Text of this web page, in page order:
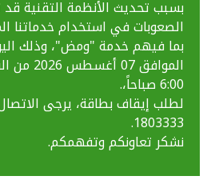
بسبب تحديث الأنظمة التقنية
الصعوبات في استخدام خدماتنا
بما فيهم خدمة "ومض"، وذلك
6:00 صباحاً،.
لطلب إيقاف بطاقة، يرجى
1803333.
نشكر تعاونكم وتفهمكم.